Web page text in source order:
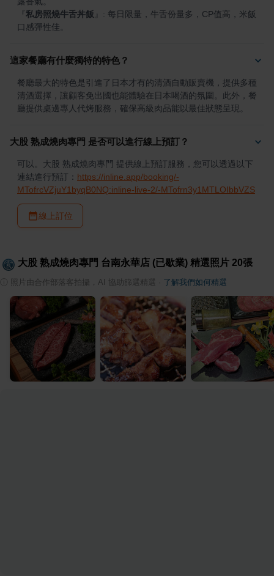
私房照燒牛舌丼飯
: 每日限量，牛舌份量多，CP值高，米飯
口感彈性佳。
這家餐廳有什麼獨特的特色？
餐廳最大的特色是引進了日本才有的清酒自動販賣機，提供多種
清酒選擇，讓顧客免出國也能體驗在日本喝酒的氛圍。此外，餐
廳提供桌邊專人代烤服務，確保高級肉品能以最佳狀態呈現。
大股 熟成燒肉專門 是否可以進行線上預訂？
可以。大股 熟成燒肉專門 提供線上預訂服務，您可以透過以下
連結進行預訂： https://inline.app/booking/-
MTofrcVZjuY1byqB0NQ:inline-live-2/-MTofrn3y1MTLOIbbVZS
線上訂位
大股 熟成燒肉專門 台南永華店 (已歇業) 精選照片 20張
照片由合作部落客拍攝，AI 協助篩選精選 了解我們如何精選